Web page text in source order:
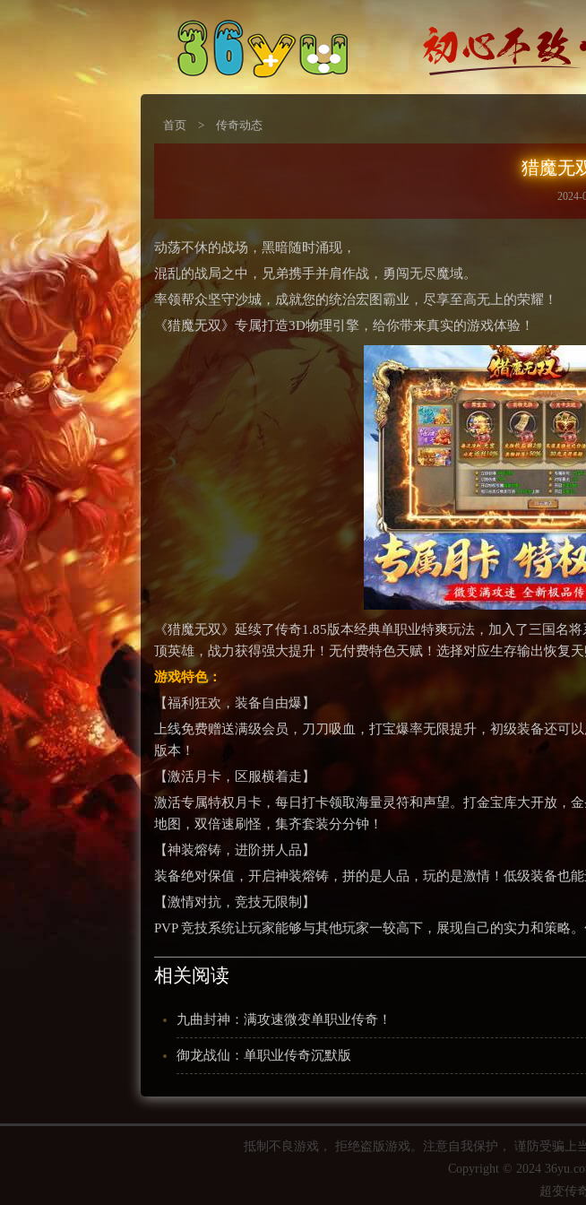
首页 > 传奇动态
猎魔无
2024-
动荡不休的战场，黑暗随时涌现，
混乱的战局之中，兄弟携手并肩作战，勇闯无尽魔域。
率领帮众坚守沙城，成就您的统治宏图霸业，尽享至高无上的荣耀！
《猎魔无双》专属打造3D物理引擎，给你带来真实的游戏体验！
《猎魔无双》延续了传奇1.85版本经典单职业特爽玩法，加入了三国名
顶英雄，战力获得强大提升！无付费特色天赋！选择对应生存输出恢复
游戏特色：
【福利狂欢，装备自由爆】
上线免费赠送满级会员，刀刀吸血，打宝爆率无限提升，初级装备还可
版本！
【激活月卡，区服横着走】
激活专属特权月卡，每日打卡领取海量灵符和声望。打金宝库大开放，
地图，双倍速刷怪，集齐套装分分钟！
【神装熔铸，进阶拼人品】
装备绝对保值，开启神装熔铸，拼的是人品，玩的是激情！低级装备也
【激情对抗，竞技无限制】
PVP 竞技系统让玩家能够与其他玩家一较高下，展现自己的实力和策略
相关阅读
九曲封神：满攻速微变单职业传奇！
御龙战仙：单职业传奇沉默版
抵制不良游戏， 拒绝盗版游戏。注意自我保护， 谨防受骗上
Copyright © 2024
超变传